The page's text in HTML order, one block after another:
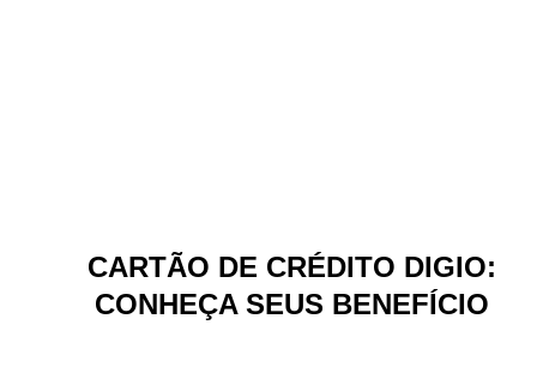
CARTÃO DE CRÉDITO DIGIO:
CONHEÇA SEUS BENEFÍCIO